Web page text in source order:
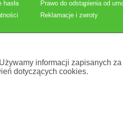
hasła
Prawo do odstąpienia od
Reklamacje i zwroty
, z VAT.
informacji zapisanych
dotyczących cookies.